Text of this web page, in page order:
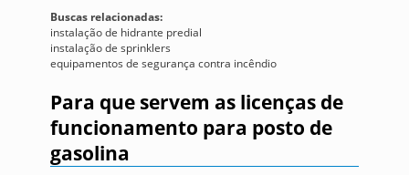
Buscas relacionadas:
instalação de hidrante predial
instalação de sprinklers
equipamentos de segurança contra incêndio
Para que servem as licenças de
funcionamento para posto de
gasolina